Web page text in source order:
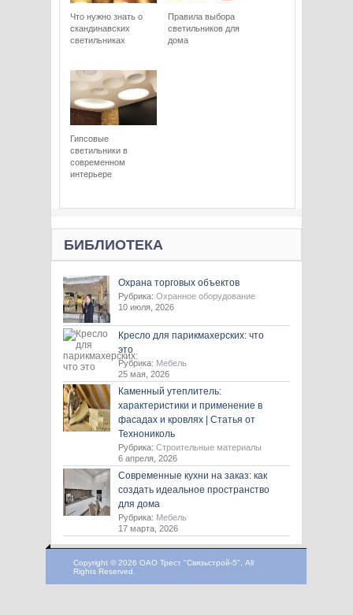
Что нужно знать о
скандинавских
светильниках
Правила выбора
светильников для
дома
Гипсовые
светильники в
современном
интерьере
БИБЛИОТЕКА
Охрана торговых объектов
Рубрика: Охранное оборудование
10 июля, 2026
Кресло для парикмахерских: что
это
Рубрика: Мебель
25 мая, 2026
Каменный утеплитель:
характеристики и применение в
фасадах и кровлях | Статья от
Технониколь
Рубрика: Строительные материалы
6 апреля, 2026
Современные кухни на заказ: как
создать идеальное пространство
для дома
Рубрика: Мебель
17 марта, 2026
Copyright © 2026 ОАО Трест "Связьстрой-5", All
Rights Reserved.